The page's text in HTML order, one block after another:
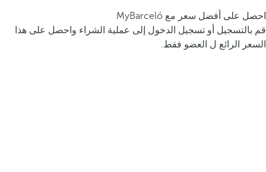
احصل على أفضل سعر مع MyBarceló
قم بالتسجيل أو تسجيل الدخول إلى عملية الشراء واحصل على هذا
السعر الرائع ل العضو فقط.